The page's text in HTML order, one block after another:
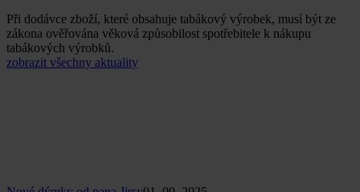
Při dodávce zboží, které obsahuje tabákový výrobek, musí být ze
zákona ověřována věková způsobilost spotřebitele k nákupu
tabákových výrobků.
zobrazit všechny aktuality